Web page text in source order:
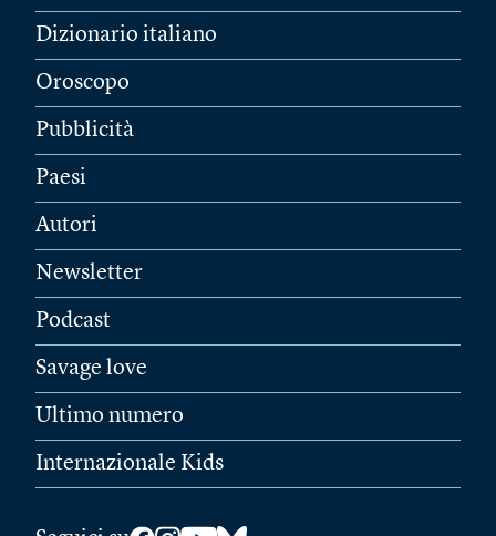
Dizionario italiano
Oroscopo
Pubblicità
Paesi
Autori
Newsletter
Podcast
Savage love
Ultimo numero
Internazionale Kids